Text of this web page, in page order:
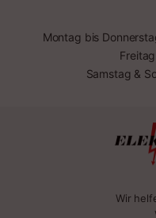
Montag bis
Samstag &
Wir